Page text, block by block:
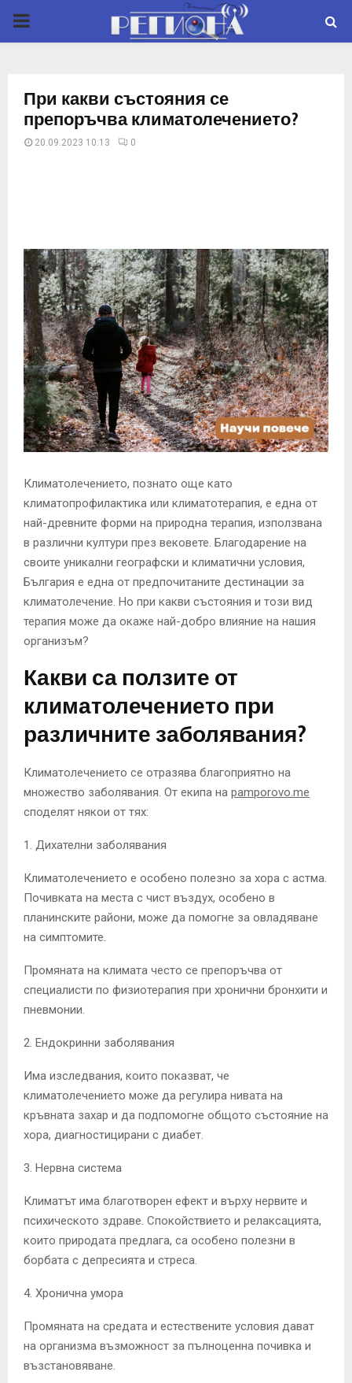
P
M
Y
M
E
N
U
При какви състояния се
препоръчва климатолечението?
20.09.2023 10:13 0
Климатолечението, познато още като
климатопрофилактика или климатотерапия, е една от
най-древните форми на природна терапия, използвана
в различни култури през вековете. Благодарение на
своите уникални географски и климатични условия,
България е една от предпочитаните дестинации за
климатолечение. Но при какви състояния и този вид
терапия може да окаже най-добро влияние на нашия
организъм?
Какви са ползите от
климатолечението при
различните заболявания?
Климатолечението се отразява благоприятно на
множество заболявания. От екипа на pamporovo.me
споделят някои от тях:
1. Дихателни заболявания
Климатолечението е особено полезно за хора с астма.
Почивката на места с чист въздух, особено в
планинските райони, може да помогне за овладяване
на симптомите.
Промяната на климата често се препоръчва от
специалисти по физиотерапия при хронични бронхити и
пневмонии.
2. Ендокринни заболявания
Има изследвания, които показват, че
климатолечението може да регулира нивата на
кръвната захар и да подпомогне общото състояние на
хора, диагностицирани с диабет.
3. Нервна система
Климатът има благотворен ефект и върху нервите и
психическото здраве. Спокойствието и релаксацията,
които природата предлага, са особено полезни в
борбата с депресията и стреса.
4. Хронична умора
Промяната на средата и естествените условия дават
на организма възможност за пълноценна почивка и
възстановяване.